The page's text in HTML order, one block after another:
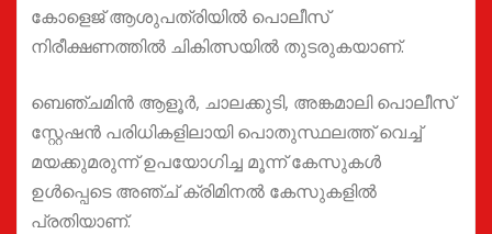
കോളെജ് ആശുപത്രിയിൽ പൊലീസ്
നിരീക്ഷണത്തിൽ ചികിത്സയിൽ തുടരുകയാണ്.
ബെഞ്ചമിൻ ആളൂർ, ചാലക്കുടി, അങ്കമാലി പൊലീസ്
സ്റ്റേഷൻ പരിധികളിലായി പൊതുസ്ഥലത്ത് വെച്ച്
മയക്കുമരുന്ന് ഉപയോഗിച്ച മൂന്ന് കേസുകൾ
ഉൾപ്പെടെ അഞ്ച് ക്രിമിനൽ കേസുകളിൽ
പ്രതിയാണ്.